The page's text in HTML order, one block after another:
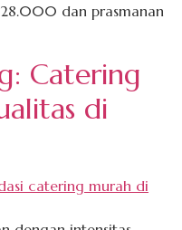
dan prasmanan
Catering
di